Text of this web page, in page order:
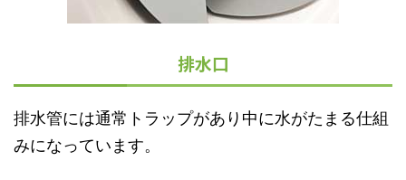
排水口
排水管には通常トラップがあり中に水がたまる仕組
みになっています。